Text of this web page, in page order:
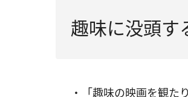
趣味に没頭す
・「趣味の映画を観た